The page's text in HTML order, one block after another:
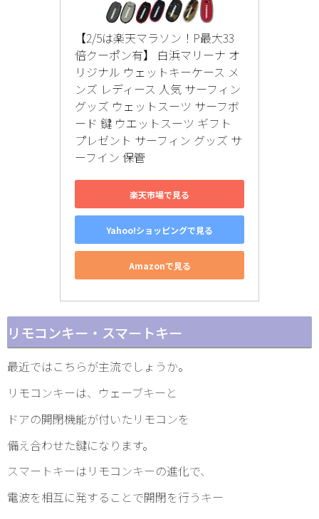
【2/5は楽天マラソン！P最大33
倍クーポン有】 白浜マリーナ オ
リジナル ウェットキーケース メ
ンズ レディース 人気 サーフィン
グッズ ウェットスーツ サーフボ
ード 鍵 ウエットスーツ ギフト
プレゼント サーフィン グッズ サ
ーフイン 保管
楽天市場で見る
Yahoo!ショッピングで見る
Amazonで見る
リモコンキー・スマートキー
最近ではこちらが主流でしょうか。
リモコンキーは、ウェーブキーと
ドアの開閉機能が付いたリモコンを
備え合わせた鍵になります。
スマートキーはリモコンキーの進化で、
電波を相互に発することで開閉を行うキー